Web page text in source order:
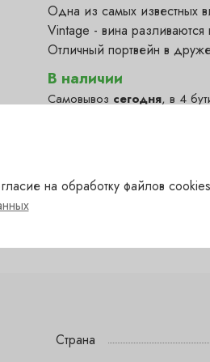
В наличии
Самовывоз сегодня, в 4
Сухаревка — в наличии
Одна из самых известных
Vintage - вина
Отличный портвейн в
Страна
на обработку файлов